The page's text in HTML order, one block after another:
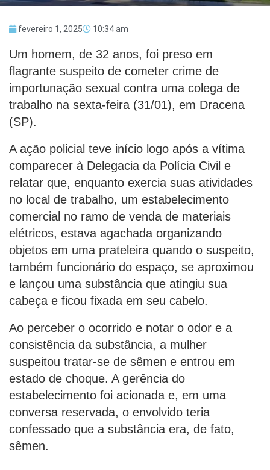
fevereiro 1, 2025 10:34 am
Um homem, de 32 anos, foi preso em
flagrante suspeito de cometer crime de
importunação sexual contra uma colega de
trabalho na sexta-feira (31/01), em Dracena
(SP).
A ação policial teve início logo após a vítima
comparecer à Delegacia da Polícia Civil e
relatar que, enquanto exercia suas atividades
no local de trabalho, um estabelecimento
comercial no ramo de venda de materiais
elétricos, estava agachada organizando
objetos em uma prateleira quando o suspeito,
também funcionário do espaço, se aproximou
e lançou uma substância que atingiu sua
cabeça e ficou fixada em seu cabelo.
Ao perceber o ocorrido e notar o odor e a
consistência da substância, a mulher
suspeitou tratar-se de sêmen e entrou em
estado de choque. A gerência do
estabelecimento foi acionada e, em uma
conversa reservada, o envolvido teria
confessado que a substância era, de fato,
sêmen.